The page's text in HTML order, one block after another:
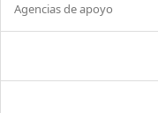
Agencias de apoyo